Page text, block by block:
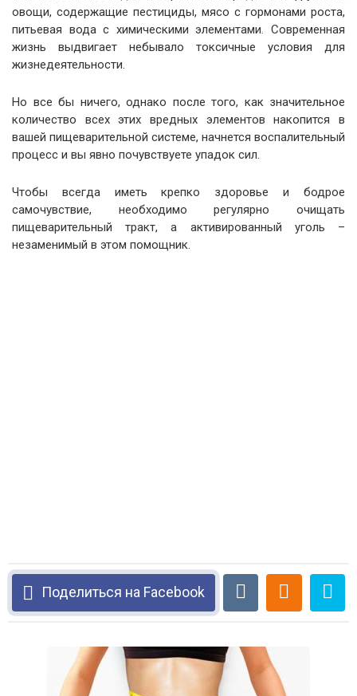
овощи, содержащие пестициды, мясо с гормонами роста,
питьевая вода с химическими элементами. Современная
жизнь выдвигает небывало токсичные условия для
жизнедеятельности.
Но все бы ничего, однако после того, как значительное
количество всех этих вредных элементов накопится в
вашей пищеварительной системе, начнется воспалительный
процесс и вы явно почувствуете упадок сил.
Чтобы всегда иметь крепко здоровье и бодрое
самочувствие, необходимо регулярно очищать
пищеварительный тракт, а активированный уголь –
незаменимый в этом помощник.
Поделиться на Facebook